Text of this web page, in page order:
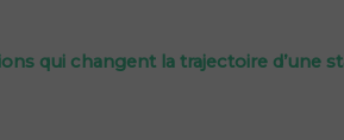
qui changent la trajectoire d’une